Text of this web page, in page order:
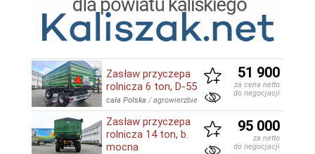
Zasław przyczepa
rolnicza 6 ton, D-55
cała Polska /agrowierzbie
51 900
za cena netto
do negocjacji
Zasław przyczepa
rolnicza 14 ton, b.
mocna
95 000
za netto
do negocjacji